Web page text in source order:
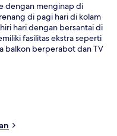
dengan menginap di
di pagi hari di kolam
hari dengan bersantai di
fasilitas ekstra seperti
balkon berperabot dan TV